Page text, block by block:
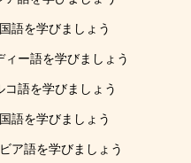
語を学びましょう
ー語を学びましょう
語を学びましょう
語を学びましょう
ア語を学びましょう